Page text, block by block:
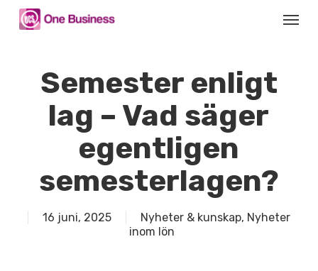
Menu
Semester enligt
lag – Vad säger
egentligen
semesterlagen?
16 juni, 2025 Nyheter & kunskap, Nyheter
inom lön